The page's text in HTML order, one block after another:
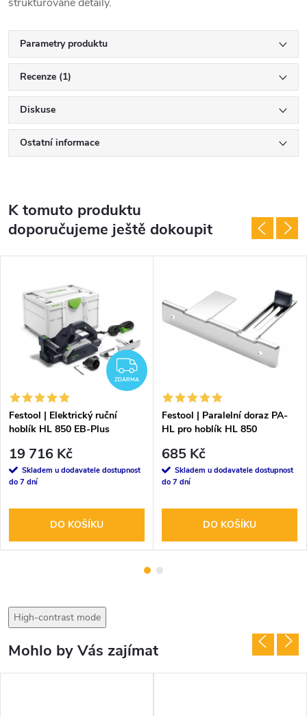
Parametry produktu
Recenze (1)
Diskuse
Ostatní informace
K tomuto produktu
doporučujeme ještě dokoupit
ZDARMA
ZDARMA
Festool | Elektrický ruční
hoblík HL 850 EB-Plus
19 716 Kč
Skladem u dodavatele dostupnost
do 7 dní
DO KOŠÍKU
Festool | Paralelní doraz PA-
HL pro hoblík HL 850
685 Kč
Skladem u dodavatele dostupnost
do 7 dní
DO KOŠÍKU
High-contrast mode
Mohlo by Vás zajímat